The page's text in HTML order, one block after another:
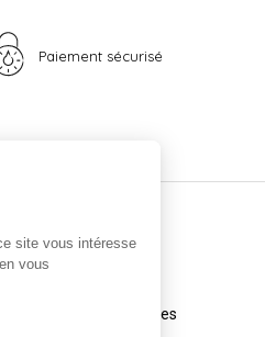
Paiement sécurisé
Informations
La boutique
Coordonnées et horaires
site vous intéresse
vous